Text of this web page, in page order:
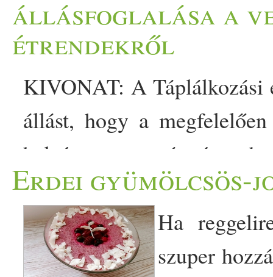
állásfoglalása a
étrendekről
KIVONAT: A Táplálkozási és Dietetikai Akadémia úgy foglal állást, hogy a megfelelően összeállított vegetáriánus étrend, beleértve a vegán étrendet is, egészséges, tápanyag bevitel szempontjából megfelelő, és egészségügyileg előnyös lehet bizonyos betegségek megelőzésében és kezelésében. Ezek az étrendek megfelelőek az emberi életciklus minden szakaszában, beleértve a terhességet, a szoptatást, a kisgyermekkort, a gyermekkort, a serdülőkort, az idősebb felnőttkort és a sportoló életmódot is. A növényi alapú étrend környezetkímélőbb, mint az állati termékekben gazdag étrend, mivel kevesebb természeti erőforrást használ és sokkal kevesebb környezeti kárt okoz. A vegetáriánusok és a vegánok kevésbé vannak kitéve bizonyos egészségügyi problémák – például az iszkémiás szívbetegség, a 2-es típusú cukorbetegség, a magas vérnyomás, bizonyos típusú rákok és az elhízás - kockázatának. Kevés telített zsír fogyasztása és a zöldségek, gyümölcsök, teljes kiőrlésű gabonák, hüvelyesek, szója-termékek, diófélék és magvak (ezek mind rostban és fitokemikáliában gazdag táplálékok) nagymértékű bevitele a vegetáriánus és a vegán étrend olyan jellemzői, amelyek az összes koleszterin, illetve az LDL-koleszterin alacsonyabb szintjével és jobb szérum-glükóz-szabályozással járnak együtt. Ezek a tényezők hozzájárulnak a krónikus betegségek csökkentéséhez. A vegánoknak megbízható B12-vitamin forrásra van szükségük, ezek lehetnek például vitaminnal dúsított ételek vagy étrend-kiegészítők. J Acad Nutr Diet. 2016; 116: 1970-1980. A VEGETÁRIÁNUS ÉS VEGÁN táplálkozási szokások meglehetősen változatosak lehetnek a rendelkezésre álló élelmiszer-választék és az ilyen étrendek mögött álló motiváló tényezők különbözősége miatt. A döntés oka lehet az állatok iránti együttérzés, a vágy, hogy jobban védjék a környezetet, hogy csökkentsék a krónikus betegségek kockázatát, vagy a már kialakult betegség kezelése. A jól megtervezett, zöldségeket, gyümölcsöket, teljes kiőrlésű gabonákat, hüvelyeseket, dióféléket és magvakat tartalmazó vegetáriánus étrend megfelelő mennyiségű tápanyagot biztosít. A vegetáriánus étrend nem tartalmaz húsételeket (baromfit, vadhúst, tengeri állatokat és a belőlük készült termékeket sem). 1. ábra: a leggyakoribb növényi alapú étrendek. A vegetáriánus étrend bizonyos tápanyagok csökkentett bevitelének kockázatával jár, azonban ezek a hiányosságok könnyen elkerülhetők megfelelő tervezéssel. Étrend típusa Étrendi jellemző (mindegyik húsmentes) Vegetáriánus Tojást és tejterméket tartalmaz /­­ nem tartalmaz. Lakto-ovo vegetáriánus Tejterméket és tojást is tartalmaz. Lakto-vegetáriánus Tejterméket tartalmaz, de tojást nem tartalmaz. Ovo vegetáriánus Tojást tartalmaz, de tejterméket nem tartalmaz Vegán Sem tojást, sem tejterméket nem tartalmaz, mézet tartalmazhat Nyers vegán Zöldségeken, gyümölcsö-kön, dióféléken, magva-kon, hüvelyeseken, és csíráztatott gabonákon alapuló étrend. A nyers ételek aránya 75 és 100% között változhat. 1. ábra, A vegetáriánus étrendek típusai. A VEGETÁRIÁNUS ÉTRENDEK ÁTTEKINTÉSE Vegetáriánus irányzatok Egy országos felmérés szerint 2016-ban körülbelül az amerikai felnőttek 3,3%-a volt vegetáriánus vagy vegán (soha nem eszik húst, tehát baromfit és halat sem), és körülbelül a vegetáriánusok 46%-a vegán1. Ugyanebből a felmérésből derült ki, hogy a fiatal felnőttek 6%-a (18-34 évesek) vegetáriánus vagy vegán, míg a 65 éves vagy annál idősebb korosztályban mindössze 2% ez az arány. A hús-helyettesítő termékek forgalma 2012-ben elérte az 553 millió dollárt, ez 8%-os növekedést jelent 2 év alatt. Megfigyelhető, hogy a válaszadók 36%-a főleg vegán húshelyettesítőket keresett, jellemzően a 18-44 éves korosztályból.1,2 Míg a teljes növényi élelmiszerek szolgáltatják a legjobb mindennapi táplálék-forrást, egyes feldolgozott és dúsított termékek, például a növényi alapú italok, húspótlók és reggeli gabonafélék, jelentős mértékben hozzájárulhatnak a vegetáriánusok tápanyagbeviteléhez. A növényi alapú étrend, beleértve a vegetáriánus és a vegán étrendet is, egyre elfogadottabbá válik, amint ezt sok nonprofit szervezet és kormányzati intézmény ajánlása is kiemeli. Az Amerikai Rákkutató Intézet a növényi alapú étrendeket ajánlja, valamint javasolja, hogy az amerikaiak táplálékának kétharmada zöldségekből,
Erdei gyümölcsös-
Ha
szuper